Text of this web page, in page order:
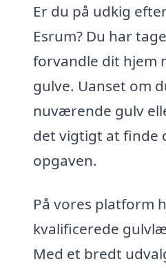
Er du på udkig
Esrum? Du har
forvandle dit hjem
gulve. Uanset om
nuværende gulv
det vigtigt at finde
opgaven.
På vores platform
kvalificerede
Med et bredt